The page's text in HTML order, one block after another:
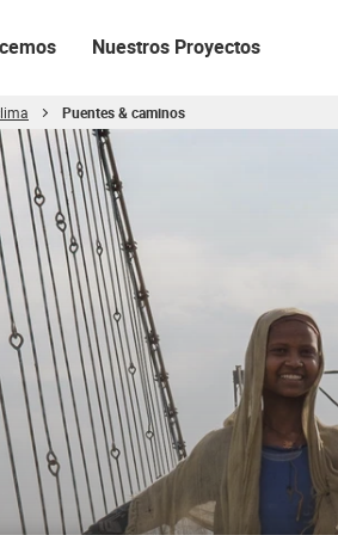
Nuestros Proyectos
Puentes & caminos